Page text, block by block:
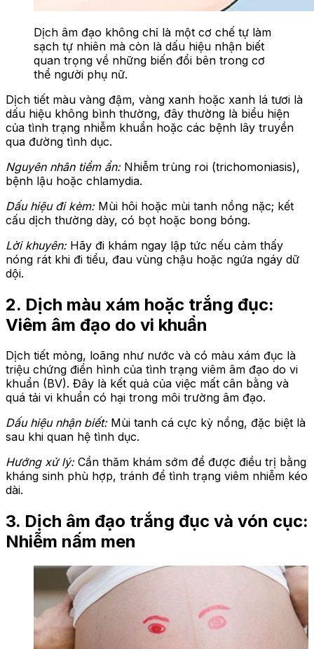
Dịch âm đạo không chỉ là một cơ chế tự làm
sạch tự nhiên mà còn là dấu hiệu nhận biết
quan trọng về những biến đổi bên trong cơ
thể người phụ nữ.
Dịch tiết màu vàng đậm, vàng xanh hoặc xanh lá tươi là
dấu hiệu không bình thường, đây thường là biểu hiện
của tình trạng nhiễm khuẩn hoặc các bệnh lây truyền
qua đường tình dục.
Nguyên nhân tiềm ẩn: Nhiễm trùng roi (trichomoniasis),
bệnh lậu hoặc chlamydia.
Dấu hiệu đi kèm:Mùi hôi hoặc mùi tanh nồng nặc; kết
cấu dịch thường dày, có bọt hoặc bong bóng.
Lời khuyên: Hãy đi khám ngay lập tức nếu cảm thấy
nóng rát khi đi tiểu, đau vùng chậu hoặc ngứa ngáy dữ
dội.
2. Dịch màu xám hoặc trắng đục:
Viêm âm đạo do vi khuẩn
Dịch tiết mỏng, loãng như nước và có màu xám đục là
triệu chứng điển hình của tình trạng viêm âm đạo do vi
khuẩn (BV). Đây là kết quả của việc mất cân bằng và
quá tải vi khuẩn có hại trong môi trường âm đạo.
Dấu hiệu nhận biết: Mùi tanh cá cực kỳ nồng, đặc biệt là
sau khi quan hệ tình dục.
Hướng xử lý: Cần thăm khám sớm để được điều trị bằng
kháng sinh phù hợp, tránh để tình trạng viêm nhiễm kéo
dài.
3. Dịch âm đạo trắng đục và vón cục:
Nhiễm nấm men